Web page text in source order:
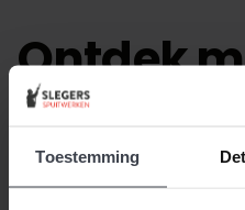
Toestemming
Ontdek
diensten
renovatie